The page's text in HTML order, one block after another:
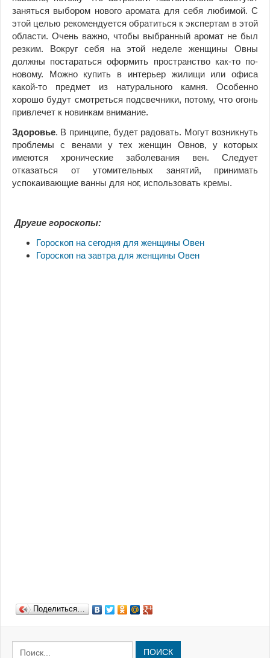
заняться выбором нового аромата для себя любимой. С
этой целью рекомендуется обратиться к экспертам в этой
области. Очень важно, чтобы выбранный аромат не был
резким. Вокруг себя на этой неделе женщины Овны
должны постараться оформить пространство как-то по-
новому. Можно купить в интерьер жилищи или офиса
какой-то предмет из натурального камня. Особенно
хорошо будут смотреться подсвечники, потому, что огонь
привлечет к новинкам внимание.
Здоровье. В принципе, будет радовать. Могут возникнуть
проблемы с венами у тех женщин Овнов, у которых
имеются хронические заболевания вен. Следует
отказаться от утомительных занятий, принимать
успокаивающие ванны для ног, использовать кремы.
Другие гороскопы:
Гороскоп на сегодня для женщины Овен
Гороскоп на завтра для женщины Овен
Поделиться…
ПОИСК